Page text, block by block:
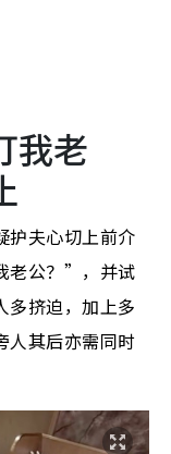
我老
护夫心切上前介
老公？”，并试
多挤迫，加上多
人其后亦需同时